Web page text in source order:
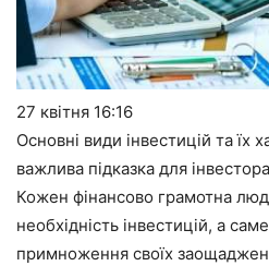
27 квітня 16:16
Основні види інвестицій та їх
важлива підказка для інвестора
Кожен фінансово грамотна
необхідність інвестицій, а
примноження своїх